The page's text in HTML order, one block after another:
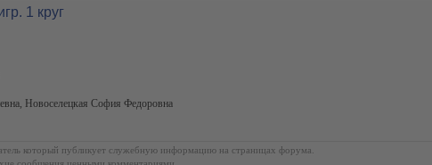
1 круг
Новоселецкая София Федоровна
который публикует служебную информацию на страницах форума.